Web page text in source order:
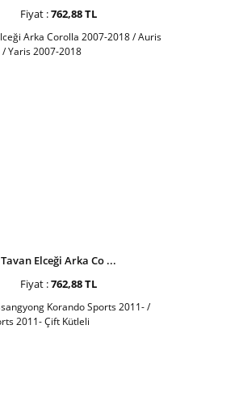
Fiyat :762,88 TL
Tavan Elceği Arka Co ...
Fiyat :762,88 TL